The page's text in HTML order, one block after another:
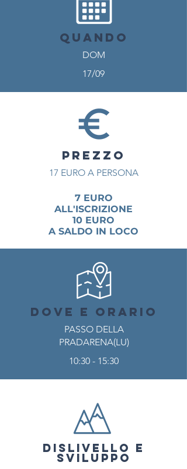
QUANDO
DOM
17/09
PREZZO
17 EURO A PERSONA
7 EURO
ALL'ISCRIZIONE
10 EURO
A SALDO IN LOCO
DOVE E ORARIO
PASSO DELLA
PRADARENA(LU)
10:30 - 15:30
DISLIVELLO E
SVILUPPO